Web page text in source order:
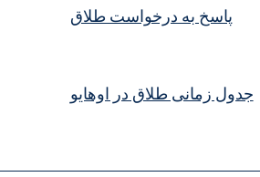
پاسخ به درخواست طلاق
زمانی طلاق در اوهایو